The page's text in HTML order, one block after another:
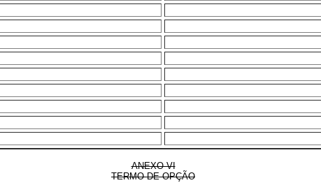
ANEXO VI
TERMO DE OPÇÃO